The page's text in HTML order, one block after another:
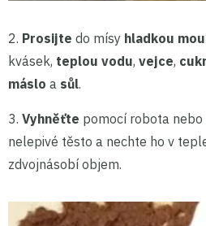
2. Prosijte do mísy hladkou
kvásek, teplou vodu, vejce,
máslo a sůl.
3. Vyhněťte pomocí robota
nelepivé těsto a nechte ho v
zdvojnásobí objem.